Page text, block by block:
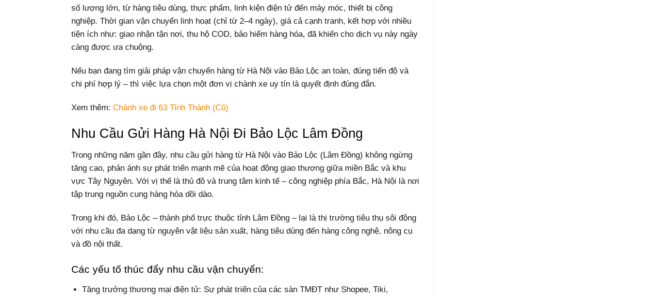
số lượng lớn, từ hàng tiêu dùng, thực phẩm, linh kiện điện tử đến máy móc, thiết bị công
nghiệp. Thời gian vận chuyển linh hoạt (chỉ từ 2–4 ngày), giá cả cạnh tranh, kết hợp với nhiều
tiện ích như: giao nhận tận nơi, thu hộ COD, bảo hiểm hàng hóa, đã khiến cho dịch vụ này ngày
càng được ưa chuộng.
Nếu bạn đang tìm giải pháp vận chuyển hàng từ Hà Nội vào Bảo Lộc an toàn, đúng tiến độ và
chi phí hợp lý – thì việc lựa chọn một đơn vị chành xe uy tín là quyết định đúng đắn.
Xem thêm: Chành xe đi 63 Tỉnh Thành (Cũ)
Nhu Cầu Gửi Hàng Hà Nội Đi Bảo Lộc Lâm Đồng
Trong những năm gần đây, nhu cầu gửi hàng từ Hà Nội vào Bảo Lộc (Lâm Đồng) không ngừng
tăng cao, phản ánh sự phát triển mạnh mẽ của hoạt động giao thương giữa miền Bắc và khu
vực Tây Nguyên. Với vị thế là thủ đô và trung tâm kinh tế – công nghiệp phía Bắc, Hà Nội là nơi
tập trung nguồn cung hàng hóa dồi dào.
Trong khi đó, Bảo Lộc – thành phố trực thuộc tỉnh Lâm Đồng – lại là thị trường tiêu thụ sôi động
với nhu cầu đa dạng từ nguyên vật liệu sản xuất, hàng tiêu dùng đến hàng công nghệ, nông cụ
và đồ nội thất.
Các yếu tố thúc đẩy nhu cầu vận chuyển:
Tăng trưởng thương mại điện tử: Sự phát triển của các sàn TMĐT như Shopee, Tiki,